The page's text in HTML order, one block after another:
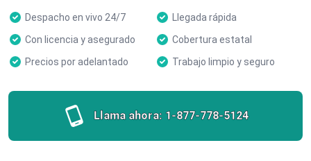
Despacho en vivo 24/7
Llegada rápida
Con licencia y asegurado
Cobertura estatal
Precios por adelantado
Trabajo limpio y seguro
Llama ahora: 1-877-778-5124